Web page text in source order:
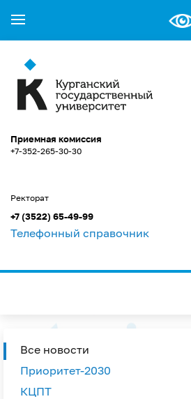
Приемная комиссия
+7-352-265-30-30
Ректорат
+7 (3522) 65-49-99
Телефонный справочник
Все новости
Приоритет-2030
КЦПТ